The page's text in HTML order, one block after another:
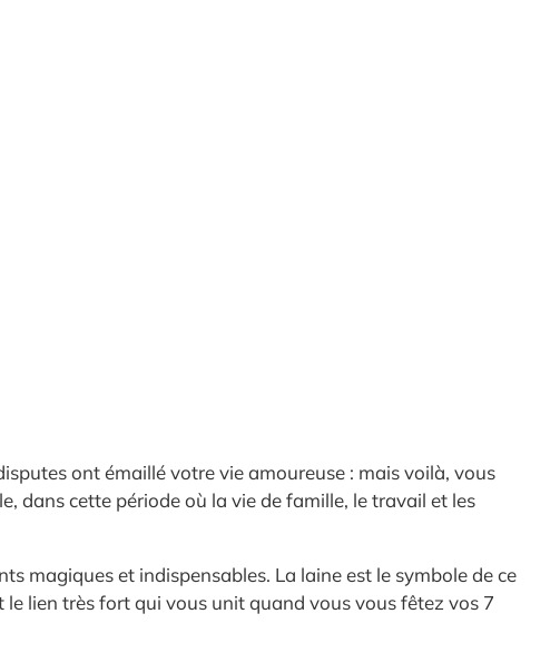
ont émaillé votre vie amoureuse : mais voilà, vous
dans cette période où la vie de famille, le travail et les
magiques et indispensables. La laine est le symbole de ce
le lien très fort qui vous unit quand vous vous fêtez vos 7